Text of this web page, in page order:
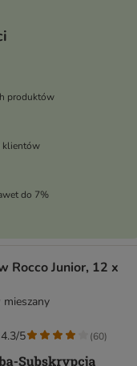
produktów
klientów
do 7%
Rocco Junior, 12 x
5 (60)